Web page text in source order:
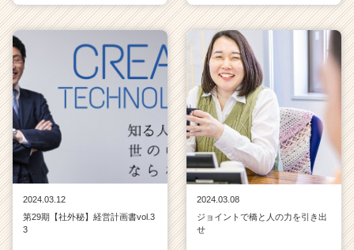
2024.03.12
第29期【社外秘】経営計画書vol.3
3
2024.03.08
ジョイントで橋と人の力を引き出
せ